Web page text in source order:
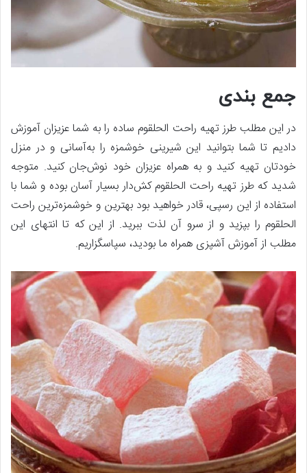
جمع بندی
در این مطلب طرز تهیه راحت الحلقوم ساده را به شما عزیزان آموزش
دادیم تا شما بتوانید این شیرینی خوشمزه را به‌آسانی و در منزل
خودتان تهیه کنید و به همراه عزیزان خود نوش‌جان کنید. متوجه
شدید که طرز تهیه راحت الحلقوم کش‌دار بسیار آسان بوده و شما با
استفاده از این رسپی، قادر خواهید بود بهترین و خوشمزه‌ترین راحت
الحلقوم را بپزید و از سرو آن لذت ببرید. از این که تا انتهای این
مطلب از آموزش آشپزی همراه ما بودید، سپاسگزاریم.